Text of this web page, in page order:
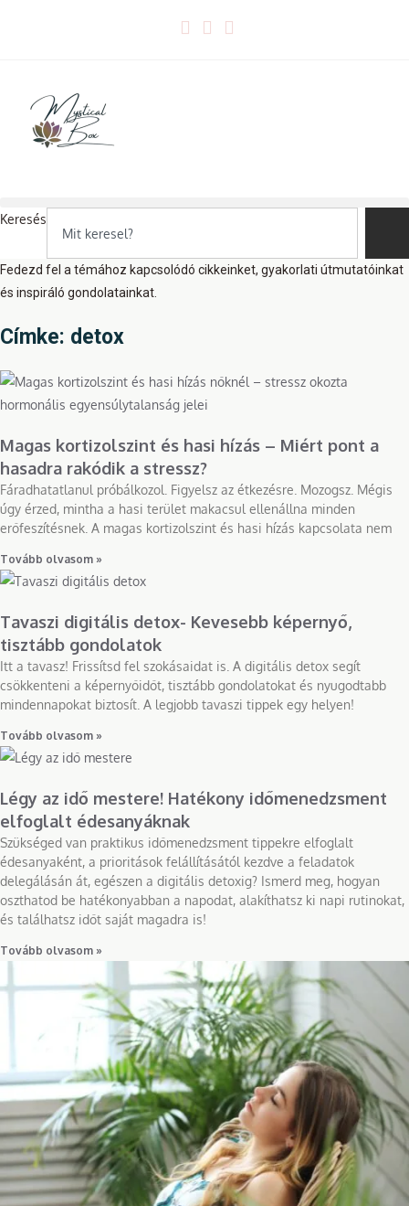
Keresés
Fedezd fel a témához kapcsolódó cikkeinket, gyakorlati útmutatóinkat
és inspiráló gondolatainkat.
Címke: detox
Magas kortizolszint és hasi hízás – Miért pont a
hasadra rakódik a stressz?
Fáradhatatlanul próbálkozol. Figyelsz az étkezésre. Mozogsz. Mégis
úgy érzed, mintha a hasi terület makacsul ellenállna minden
erőfeszítésnek. A magas kortizolszint és hasi hízás kapcsolata nem
Tovább olvasom »
Tavaszi digitális detox- Kevesebb képernyő,
tisztább gondolatok
Itt a tavasz! Frissítsd fel szokásaidat is. A digitális detox segít
csökkenteni a képernyőidőt, tisztább gondolatokat és nyugodtabb
mindennapokat biztosít. A legjobb tavaszi tippek egy helyen!
Tovább olvasom »
Légy az idő mestere! Hatékony időmenedzsment
elfoglalt édesanyáknak
Szükséged van praktikus időmenedzsment tippekre elfoglalt
édesanyaként, a prioritások felállításától kezdve a feladatok
delegálásán át, egészen a digitális detoxig? Ismerd meg, hogyan
oszthatod be hatékonyabban a napodat, alakíthatsz ki napi rutinokat,
és találhatsz időt saját magadra is!
Tovább olvasom »